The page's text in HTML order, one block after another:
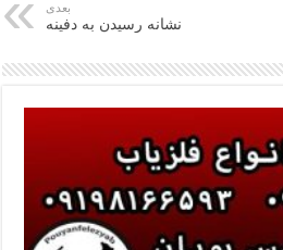
بعدی
نشانه رسیدن به دفینه